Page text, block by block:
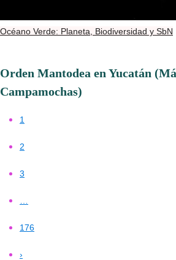
Océano Verde: Planeta, Biodiversidad y SbN
Orden Mantodea en Yucatán
Campamochas)
1
2
3
176
›